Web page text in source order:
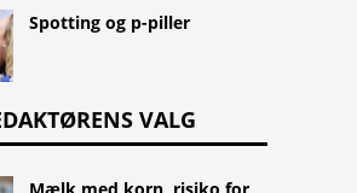
Spotting og p-piller
VALG